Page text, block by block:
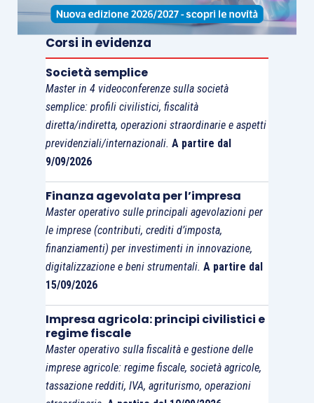
Corsi in evidenza
Società semplice
Master in 4 videoconferenze sulla società
semplice: profili civilistici, fiscalità
diretta/indiretta, operazioni straordinarie e aspetti
previdenziali/internazionali. A partire dal
9/09/2026
Finanza agevolata per l’impresa
Master operativo sulle principali agevolazioni per
le imprese (contributi, crediti d’imposta,
finanziamenti) per investimenti in innovazione,
digitalizzazione e beni strumentali. A partire dal
15/09/2026
Impresa agricola: principi civilistici e
regime fiscale
Master operativo sulla fiscalità e gestione delle
imprese agricole: regime fiscale, società agricole,
tassazione redditi, IVA, agriturismo, operazioni